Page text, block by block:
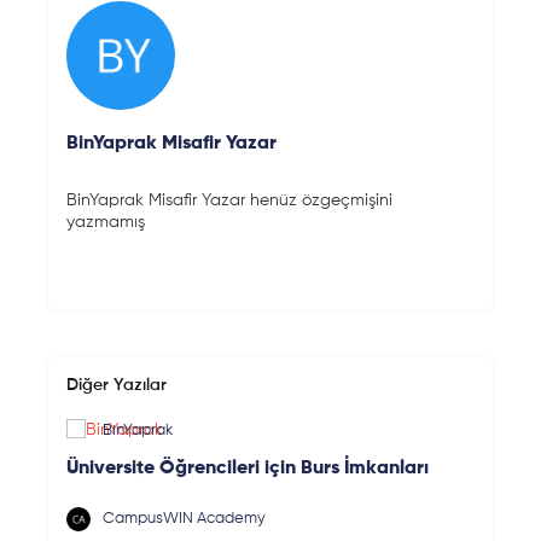
BinYaprak Misafir Yazar
BinYaprak Misafir Yazar henüz özgeçmişini
yazmamış
Diğer Yazılar
BinYaprak
Üniversite Öğrencileri için Burs İmkanları
CampusWIN Academy